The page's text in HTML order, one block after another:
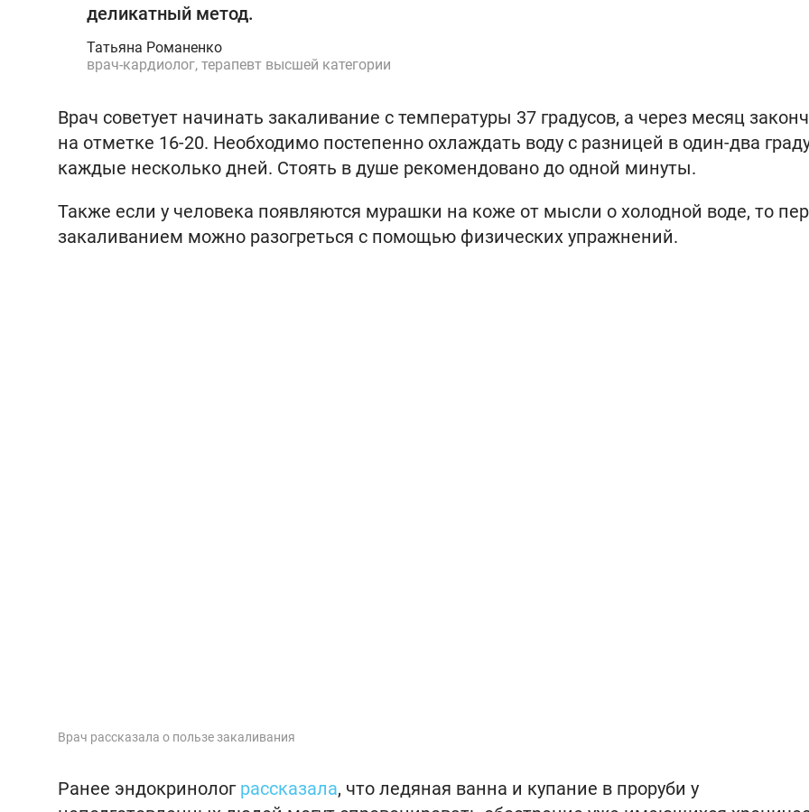
деликатный метод.
Татьяна Романенко
врач-кардиолог, терапевт высшей категории
Врач советует начинать закаливание с температуры 37 градусов, а через месяц
на отметке 16-20. Необходимо постепенно охлаждать воду с разницей в один-два
каждые несколько дней. Стоять в душе рекомендовано до одной минуты.
Также если у человека появляются мурашки на коже от мысли о холодной воде, то
закаливанием можно разогреться с помощью физических упражнений.
Врач рассказала о пользе закаливания
Ранее эндокринолог рассказала, что ледяная ванна и купание в проруби у